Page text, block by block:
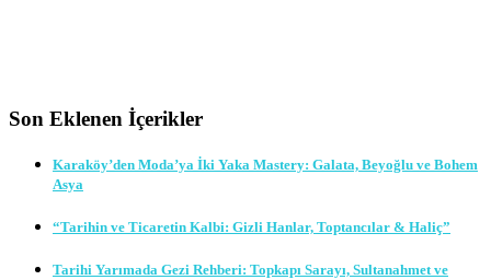
Son Eklenen İçerikler
Karaköy’den Moda’ya İki Yaka Mastery: Galata, Beyoğlu ve Bohem
Asya
“Tarihin ve Ticaretin Kalbi: Gizli Hanlar, Toptancılar & Haliç”
Tarihi Yarımada Gezi Rehberi: Topkapı Sarayı, Sultanahmet ve